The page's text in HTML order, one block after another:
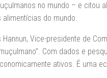
no mundo – e citou
do mundo.
Vice-presidente de
Com dados e
ativos. É uma